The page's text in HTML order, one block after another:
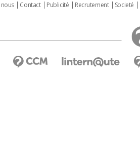
Contact Publicité Recrutement Societé